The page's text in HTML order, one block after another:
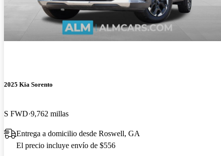
2025 Kia Sorento
S FWD 9,762 millas
Entrega a domicilio desde Roswell, GA
El precio incluye envío de $556